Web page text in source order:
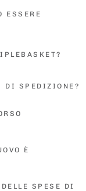
ESSERE
DI SPEDIZIONE?
È
SPESE DI